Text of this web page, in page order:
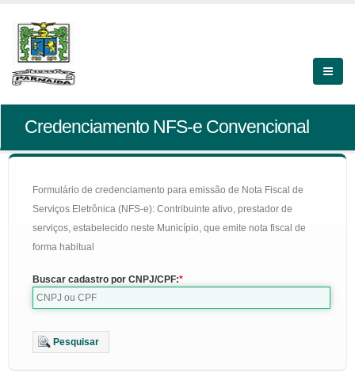
Credenciamento NFS-e Convencional
Formulário de credenciamento para emissão de Nota Fiscal de
Serviços Eletrônica (NFS-e): Contribuinte ativo, prestador de
serviços, estabelecido neste Município, que emite nota fiscal de
forma habitual
Buscar cadastro por CNPJ/CPF:
Pesquisar